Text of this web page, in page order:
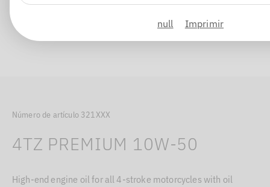
null Imprimir
Número de artículo 321XXX
4TZ PREMIUM 10W-50
High-end engine oil for all 4-stroke motorcycles with oil